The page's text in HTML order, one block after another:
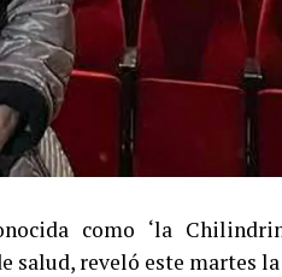
como ‘la
salud, reveló este martes